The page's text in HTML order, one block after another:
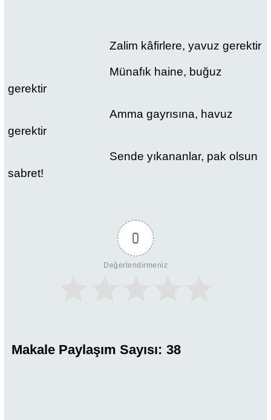
Zalim kâfirlere, yavuz gerektir
Münafık haine, buğuz
gerektir
Amma gayrısına, havuz
gerektir
Sende yıkananlar, pak olsun
sabret!
0
Değerlendirmeniz
Makale Paylaşım Sayısı: 38